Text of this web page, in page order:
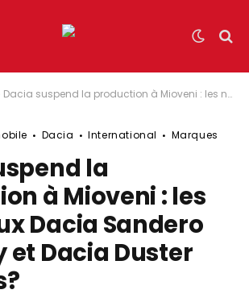
Dacia suspend la production à Mioveni : les nouveaux Dacia Sandero Stepway et Dacia Duster retardés?
Dacia International Marques
la
à Mioveni : les
Dacia Sandero
et Dacia Duster